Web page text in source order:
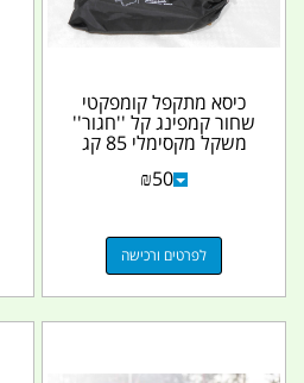
כיסא מתקפל קומפקטי
שחור קמפינג קל ''חגור''
משקל מקסימלי 85 קג
קמפינג לייף
₪50
לפרטים ורכישה